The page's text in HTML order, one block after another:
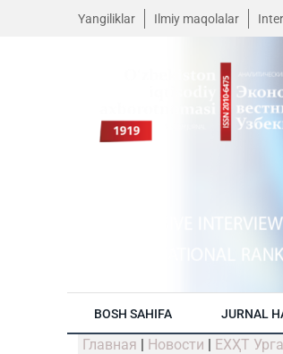
Yangiliklar Ilmiy maqolalar
BOSH SAHIFA JURNAL
Главная | Новости | ЕХҲТ